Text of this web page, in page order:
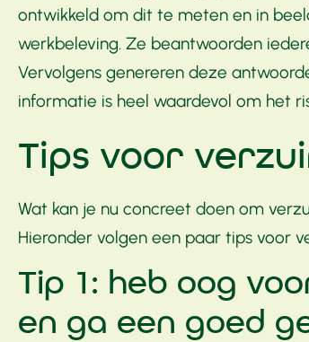
ontwikkeld om dit te meten en in
werkbeleving. Ze beantwoorden
Vervolgens genereren deze
informatie is heel waardevol om het
Tips voor
Wat kan je nu concreet doen om
Hieronder volgen een paar tips voor
Tip 1: heb oog
en ga een goed